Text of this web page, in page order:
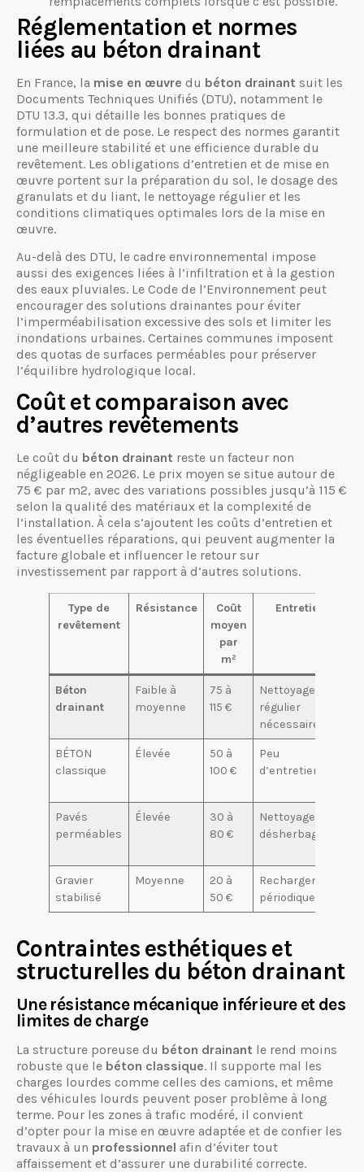
Réglementation et normes
liées au béton drainant
En France, la mise en œuvre du béton drainant suit les
Documents Techniques Unifiés (DTU), notamment le
DTU 13.3, qui détaille les bonnes pratiques de
formulation et de pose. Le respect des normes garantit
une meilleure stabilité et une efficience durable du
revêtement. Les obligations d’entretien et de mise en
œuvre portent sur la préparation du sol, le dosage des
granulats et du liant, le nettoyage régulier et les
conditions climatiques optimales lors de la mise en
œuvre.
Au-delà des DTU, le cadre environnemental impose
aussi des exigences liées à l’infiltration et à la gestion
des eaux pluviales. Le Code de l’Environnement peut
encourager des solutions drainantes pour éviter
l’imperméabilisation excessive des sols et limiter les
inondations urbaines. Certaines communes imposent
des quotas de surfaces perméables pour préserver
l’équilibre hydrologique local.
Coût et comparaison avec
d’autres revêtements
Le coût du béton drainant reste un facteur non
négligeable en 2026. Le prix moyen se situe autour de
75 € par m2, avec des variations possibles jusqu’à 115 €
selon la qualité des matériaux et la complexité de
l’installation. À cela s’ajoutent les coûts d’entretien et
les éventuelles réparations, qui peuvent augmenter la
facture globale et influencer le retour sur
investissement par rapport à d’autres solutions.
Type de
revêtement
Résistance
Coût
moyen
par
m²
Entretien
Béton
drainant
Faible à
moyenne
75 à
115 €
Nettoyage
régulier
nécessaire
BÉTON
classique
Élevée
50 à
100 €
Peu
d’entretien
Pavés
perméables
Élevée
30 à
80 €
Nettoyage et
désherbage
Gravier
stabilisé
Moyenne
20 à
50 €
Rechargement
périodique
Contraintes esthétiques et
structurelles du béton drainant
Une résistance mécanique inférieure et des
limites de charge
La structure poreuse du béton drainant le rend moins
robuste que le béton classique. Il supporte mal les
charges lourdes comme celles des camions, et même
des véhicules lourds peuvent poser problème à long
terme. Pour les zones à trafic modéré, il convient
d’opter pour la mise en œuvre adaptée et de confier les
travaux à un professionnel afin d’éviter tout
affaissement et d’assurer une durabilité correcte.